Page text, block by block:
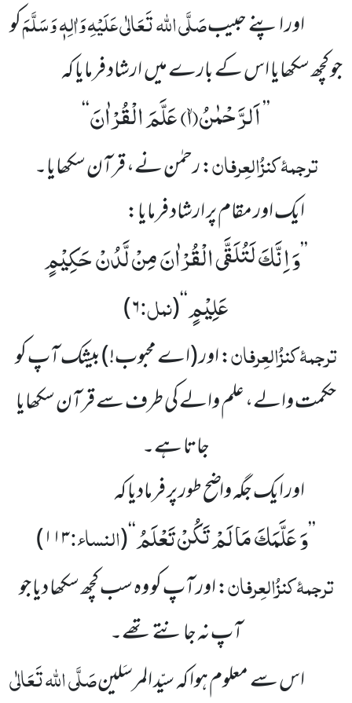
اور اپنے حبیبصَلَّی اللہ تَعَالٰی عَلَیْہِ وَاٰلِہٖ وَسَلَّمَکو
جو کچھ سکھایا اس کے بارے میں ارشاد فرمایا کہ
’’اَلرَّحْمٰنُۙ(۱) عَلَّمَ الْقُرْاٰنَ‘‘
ترجمۂکنزُالعِرفان: رحمٰن نے، قرآن سکھایا۔
ایک اور مقام پر ارشاد فرمایا:
’’وَ اِنَّكَ لَتُلَقَّى الْقُرْاٰنَ مِنْ لَّدُنْ حَكِیْمٍ
عَلِیْمٍ‘‘
(نمل:۶)
ترجمۂکنزُالعِرفان: اور(اے محبوب!)بیشک آپ کو
حکمت والے، علم والے کی طرف سے قرآن سکھایا
جاتا ہے۔
اور ایک جگہ واضح طور پر فرمادیا کہ
’’وَ عَلَّمَكَ مَا لَمْ تَكُنْ تَعْلَمُ‘‘
(النساء:۱۱۳)
ترجمۂکنزُالعِرفان: اور آپ کو وہ سب کچھ سکھا دیا جو
آپ نہ جانتے تھے۔
اس سے معلوم ہوا کہ سیّد المرسَلینصَلَّی اللہ تَعَالٰی